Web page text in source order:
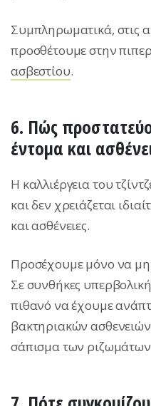
Συμπληρωματικά, στις
προσθέτουμε στην
ασβεστίου.
6. Πώς
έντομα και
H καλλιέργεια του
και δεν χρειάζεται
και ασθένειες.
Προσέχουμε μόνο να
Σε συνθήκες
πιθανό να έχουμε
βακτηριακών
σάπισμα των ριζωμάτων